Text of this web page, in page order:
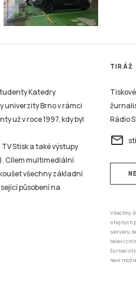
Katedry
univerzity Brno v rámci
už v roce 1997, kdy byl
Stisk a také výstupy
Cílem multimediální
všechny základní
působení na
TIRÁŽ
Rádio
email
Všechny
stejných
serveru
není